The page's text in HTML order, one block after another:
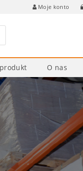
Moje konto
O nas